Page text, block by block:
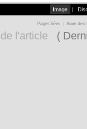
Image |
Pages liées Suivi des
l'article (